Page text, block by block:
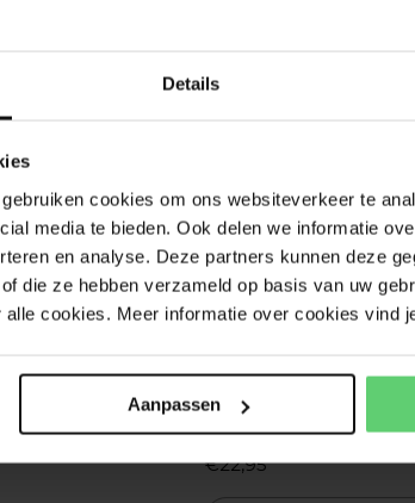
Details
cookies om ons websiteverkeer te
media te bieden. Ook delen we informatie
en analyse. Deze partners kunnen deze
die ze hebben verzameld op basis van uw
cookies. Meer informatie over cookies vind
AanpassenSelf Tan Drops
30 ml
€22,95